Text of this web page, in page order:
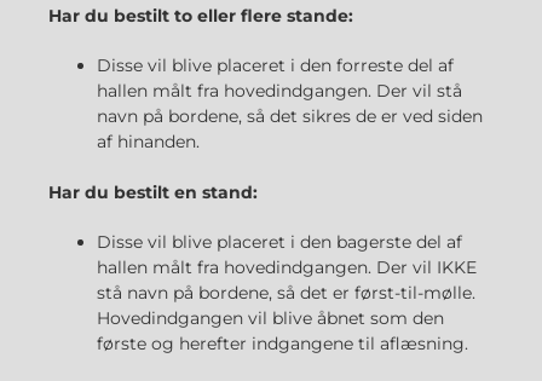
Har du bestilt to eller flere stande:
Disse vil blive placeret i den forreste del af
hallen målt fra hovedindgangen. Der vil stå
navn på bordene, så det sikres de er ved siden
af hinanden.
Har du bestilt en stand:
Disse vil blive placeret i den bagerste del af
hallen målt fra hovedindgangen. Der vil IKKE
stå navn på bordene, så det er først-til-mølle.
Hovedindgangen vil blive åbnet som den
første og herefter indgangene til aflæsning.